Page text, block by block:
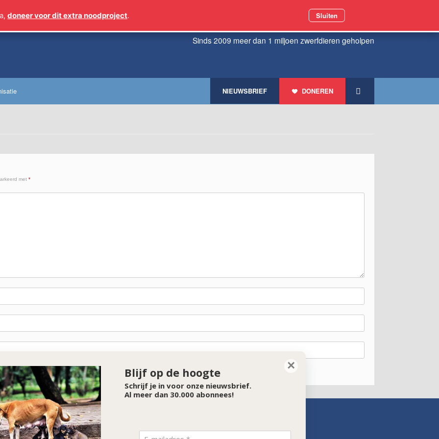
Sinds 2009 meer dan 1 miljoen zwerfdieren geholpen
DONEREN
NIEUWSBRIEF
met *
SPONSOR VAN DE MAAND
doneer voor dit extra noodproject. Sluiten
×
Blijf op de hoogte
Schrijf je in voor onze nieuwsbrief.
Al meer dan 30.000 abonnees!